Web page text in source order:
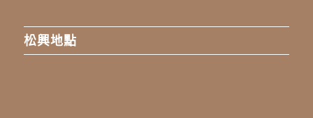
松興地點